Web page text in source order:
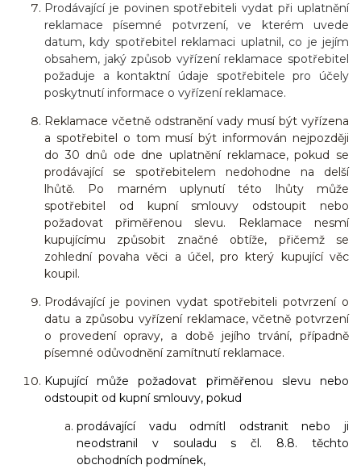
Prodávající je povinen spotřebiteli vydat při uplatnění
reklamace písemné potvrzení, ve kterém uvede
datum, kdy spotřebitel reklamaci uplatnil, co je jejím
obsahem, jaký způsob vyřízení reklamace spotřebitel
požaduje a kontaktní údaje spotřebitele pro účely
poskytnutí informace o vyřízení reklamace.
Reklamace včetně odstranění vady musí být vyřízena
a spotřebitel o tom musí být informován nejpozději
do 30 dnů ode dne uplatnění reklamace, pokud se
prodávající se spotřebitelem nedohodne na delší
lhůtě. Po marném uplynutí této lhůty může
spotřebitel od kupní smlouvy odstoupit nebo
požadovat přiměřenou slevu. Reklamace nesmí
kupujícímu způsobit značné obtíže, přičemž se
zohlední povaha věci a účel, pro který kupující věc
koupil.
Prodávající je povinen vydat spotřebiteli potvrzení o
datu a způsobu vyřízení reklamace, včetně potvrzení
o provedení opravy, a době jejího trvání, případně
písemné odůvodnění zamítnutí reklamace.
Kupující může požadovat přiměřenou slevu nebo
odstoupit od kupní smlouvy, pokud
prodávající vadu odmítl odstranit nebo ji
neodstranil v souladu s čl. 8.8. těchto
obchodních podmínek,